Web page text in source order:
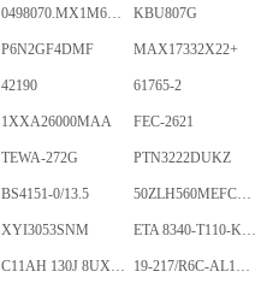
0498070.MX1M6-CN KBU807G
P6N2GF4DMF MAX17332X22+
42190 61765-2
1XXA26000MAA FEC-2621
TEWA-272G PTN3222DUKZ
BS4151-0/13.5 50ZLH560MEFCRI12.5X25
XYI3053SNM ETA 8340-T110-K1F1-ALH0-25A
C11AH 130J 8UXLT 19-217/R6C-AL1M2VY/3T